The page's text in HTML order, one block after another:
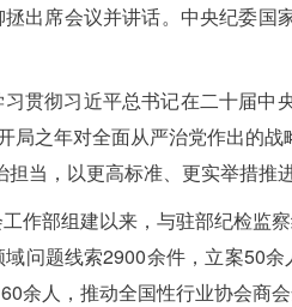
出席会议并讲话。中央纪委
贯彻习近平总书记在二十届
局之年对全面从严治党作出的
担当，以更高标准、更实举措推
作部组建以来，与驻部纪检监
问题线索2900余件，立案50
余人，推动全国性行业协会商